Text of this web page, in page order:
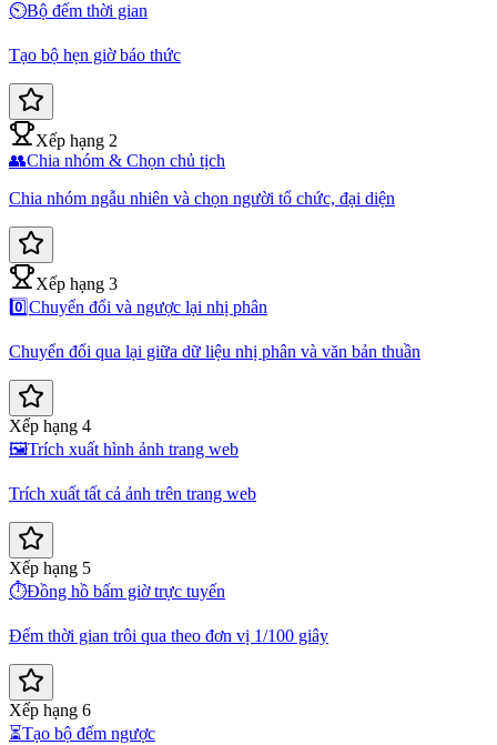
⏲️Bộ đếm thời gian
Tạo bộ hẹn giờ báo thức
Xếp hạng 2
👥Chia nhóm & Chọn chủ tịch
Chia nhóm ngẫu nhiên và chọn người tổ chức, đại diện
Xếp hạng 3
0️⃣Chuyển đổi và ngược lại nhị phân
Chuyển đổi qua lại giữa dữ liệu nhị phân và văn bản thuần
Xếp hạng 4
🖼️Trích xuất hình ảnh trang web
Trích xuất tất cả ảnh trên trang web
Xếp hạng 5
⏱️Đồng hồ bấm giờ trực tuyến
Đếm thời gian trôi qua theo đơn vị 1/100 giây
Xếp hạng 6
⏳Tạo bộ đếm ngược